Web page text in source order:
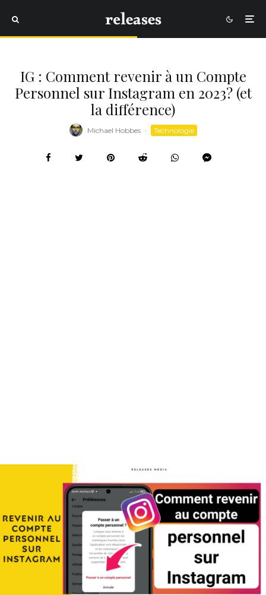
IG : Comment revenir à un Compte
Personnel sur Instagram en 2023? (et
la différence)
Michael Hobbes · Technologie